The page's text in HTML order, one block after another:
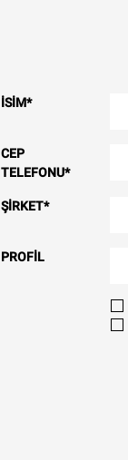
İSIM*
CEP
TELEFONU*
ŞIRKET*
PROFIL